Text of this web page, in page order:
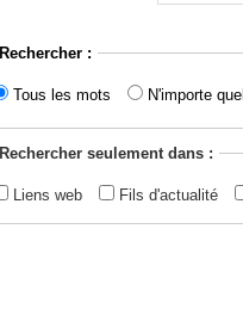
Rechercher :
Tous les mots N'importe
Rechercher seulement dans :
Liens web Fils d'actualité